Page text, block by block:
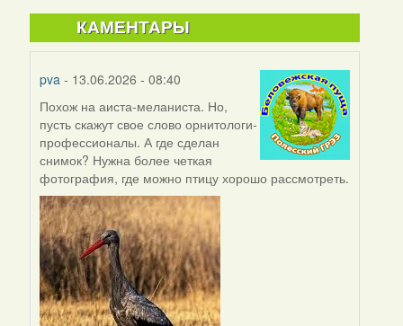
КАМЕНТАРЫ
pva - 13.06.2026 - 08:40
Похож на аиста-меланиста. Но,
пусть скажут свое слово орнитологи-
профессионалы. А где сделан
снимок? Нужна более четкая
фотография, где можно птицу хорошо рассмотреть.